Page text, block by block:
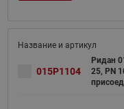
015P1104
Ридан
25, PN